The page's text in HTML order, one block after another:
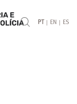
PT | EN | ES